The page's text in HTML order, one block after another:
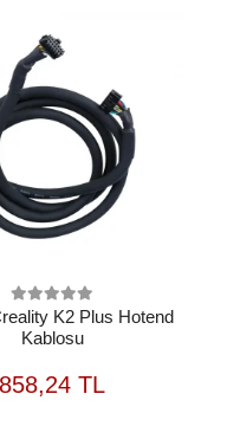
K2 Plus Hotend
Kablosu
858,24 TLSEPETE
EKLE